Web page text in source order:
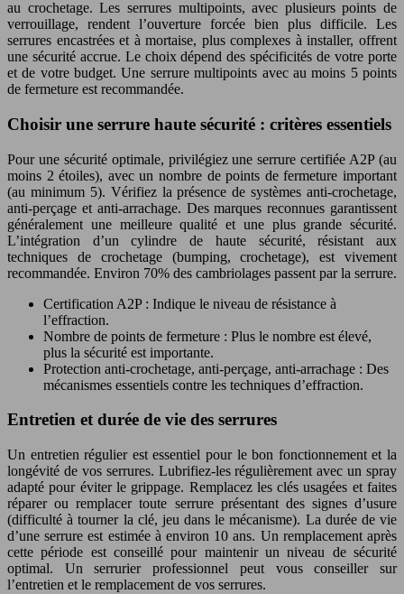
au crochetage. Les serrures multipoints, avec plusieurs points de
verrouillage, rendent l’ouverture forcée bien plus difficile. Les
serrures encastrées et à mortaise, plus complexes à installer, offrent
une sécurité accrue. Le choix dépend des spécificités de votre porte
et de votre budget. Une serrure multipoints avec au moins 5 points
de fermeture est recommandée.
Choisir une serrure haute sécurité : critères essentiels
Pour une sécurité optimale, privilégiez une serrure certifiée A2P (au
moins 2 étoiles), avec un nombre de points de fermeture important
(au minimum 5). Vérifiez la présence de systèmes anti-crochetage,
anti-perçage et anti-arrachage. Des marques reconnues garantissent
généralement une meilleure qualité et une plus grande sécurité.
L’intégration d’un cylindre de haute sécurité, résistant aux
techniques de crochetage (bumping, crochetage), est vivement
recommandée. Environ 70% des cambriolages passent par la serrure.
Certification A2P : Indique le niveau de résistance à
l’effraction.
Nombre de points de fermeture : Plus le nombre est élevé,
plus la sécurité est importante.
Protection anti-crochetage, anti-perçage, anti-arrachage : Des
mécanismes essentiels contre les techniques d’effraction.
Entretien et durée de vie des serrures
Un entretien régulier est essentiel pour le bon fonctionnement et la
longévité de vos serrures. Lubrifiez-les régulièrement avec un spray
adapté pour éviter le grippage. Remplacez les clés usagées et faites
réparer ou remplacer toute serrure présentant des signes d’usure
(difficulté à tourner la clé, jeu dans le mécanisme). La durée de vie
d’une serrure est estimée à environ 10 ans. Un remplacement après
cette période est conseillé pour maintenir un niveau de sécurité
optimal. Un serrurier professionnel peut vous conseiller sur
l’entretien et le remplacement de vos serrures.